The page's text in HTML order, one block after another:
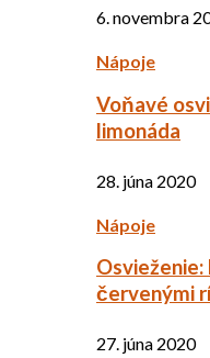
6. novembra
Nápoje
Voňavé
limonáda
28. júna 2020
Nápoje
červenými
27. júna 2020